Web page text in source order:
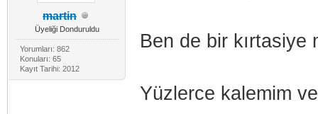
martin
Üyeliği Donduruldu
Yorumları: 862
Konuları: 65
Kayıt Tarihi: 2012
Ben de bir kırtasiye
Yüzlerce kalemim